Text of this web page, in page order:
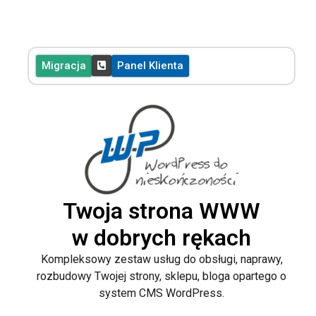
Migracja Panel Klienta
Twoja strona WWW
w dobrych rękach
Kompleksowy zestaw usług do obsługi, naprawy,
rozbudowy Twojej strony, sklepu, bloga opartego o
system CMS WordPress.
WPPakiet.pl
Właściwy
Hosting
WPFreedom.pl
Kompleksowa
Opieka
Techniczna
+ Elastyczny